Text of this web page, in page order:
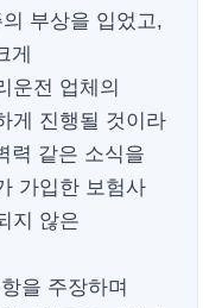
부상을 입었고,
게
운전 업체의
게 진행될 것이라
력 같은 소식을
가입한 보험사
지 않은
을 주장하며